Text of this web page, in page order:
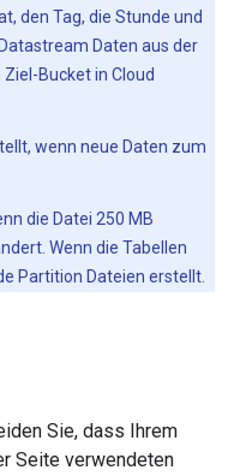
den Tag, die Stunde und
Daten aus der
Bucket in Cloud
wenn neue Daten zum
die Datei 250 MB
Wenn die Tabellen
Partition Dateien erstellt.
Sie, dass Ihrem
Seite verwendeten